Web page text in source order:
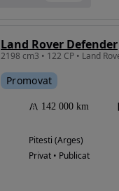
Land Rover Defender
2198 cm3 • 122 CP • Land
Promovat
142 000 km
Pitesti (Arges)
Privat • Publicat